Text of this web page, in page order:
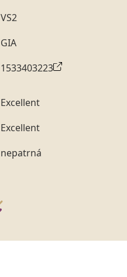
VS2
GIA
1533403223
Excellent
Excellent
nepatrná